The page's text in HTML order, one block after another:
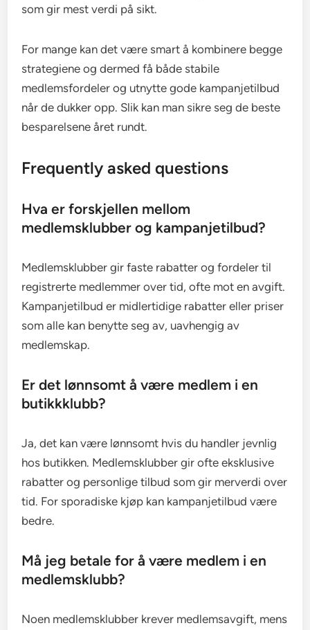
som gir mest verdi på sikt.
For mange kan det være smart å kombinere begge
strategiene og dermed få både stabile
medlemsfordeler og utnytte gode kampanjetilbud
når de dukker opp. Slik kan man sikre seg de beste
besparelsene året rundt.
Frequently asked questions
Hva er forskjellen mellom
medlemsklubber og kampanjetilbud?
Medlemsklubber gir faste rabatter og fordeler til
registrerte medlemmer over tid, ofte mot en avgift.
Kampanjetilbud er midlertidige rabatter eller priser
som alle kan benytte seg av, uavhengig av
medlemskap.
Er det lønnsomt å være medlem i en
butikkklubb?
Ja, det kan være lønnsomt hvis du handler jevnlig
hos butikken. Medlemsklubber gir ofte eksklusive
rabatter og personlige tilbud som gir merverdi over
tid. For sporadiske kjøp kan kampanjetilbud være
bedre.
Må jeg betale for å være medlem i en
medlemsklubb?
Noen medlemsklubber krever medlemsavgift, mens